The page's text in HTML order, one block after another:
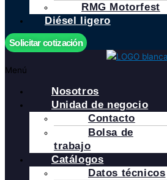
RMG Motorfest
Diésel ligero
Solicitar cotización
Menú
Nosotros
Unidad de negocio
Contacto
Bolsa de
trabajo
Catálogos
Datos técnicos